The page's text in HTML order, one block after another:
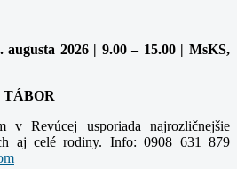
2026 | 9.00 – 15.00 | MsKS,
v Revúcej usporiada najrozličnejšie
aj celé rodiny. Info: 0908 631 879